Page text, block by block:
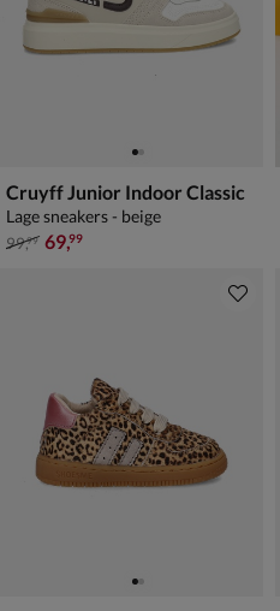
Cruyff Junior Indoor Classic
Lage sneakers - beige
van € 99,99 voor € 69,99
99,99 69,99